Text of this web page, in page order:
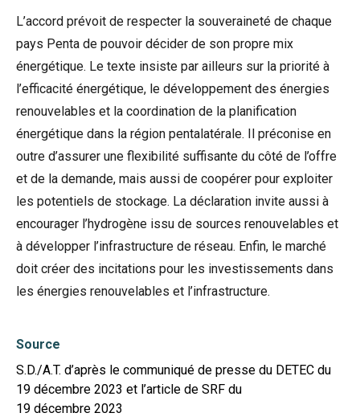
L’accord prévoit de respecter la souveraineté de chaque
pays Penta de pouvoir décider de son propre mix
énergétique. Le texte insiste par ailleurs sur la priorité à
l’efficacité énergétique, le développement des énergies
renouvelables et la coordination de la planification
énergétique dans la région pentalatérale. Il préconise en
outre d’assurer une flexibilité suffisante du côté de l’offre
et de la demande, mais aussi de coopérer pour exploiter
les potentiels de stockage. La déclaration invite aussi à
encourager l’hydrogène issu de sources renouvelables et
à développer l’infrastructure de réseau. Enfin, le marché
doit créer des incitations pour les investissements dans
les énergies renouvelables et l’infrastructure.
Source
S.D./A.T. d’après le communiqué de presse du DETEC du
19 décembre 2023 et l’article de SRF du
19 décembre 2023